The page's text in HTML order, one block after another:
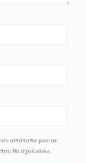
ιστότοπο μου σε
θα σχολιάσω.